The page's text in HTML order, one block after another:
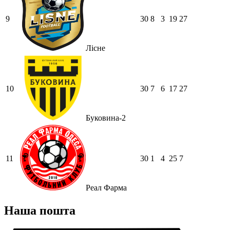
9
Лісне
30 8 3 19 27
10
Буковина-2
30 7 6 17 27
11
Реал Фарма
30 1 4 25 7
Наша пошта